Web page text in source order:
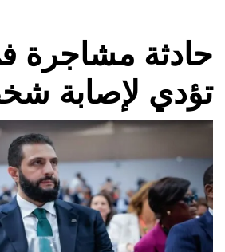
حادثة مشاجرة
تؤدي لإصابة